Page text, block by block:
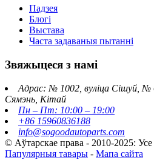
Падзея
Блогі
Выстава
Часта задаваныя пытанні
Звяжыцеся з намі
Адрас: № 1002, вуліца Сішуй, №
Сямэнь, Кітай
Пн – Пт: 10:00 – 19:00
+86 15960836188
info@sogoodautoparts.com
© Аўтарскае права - 2010-2025:
Папулярныя тавары - Мапа сайта